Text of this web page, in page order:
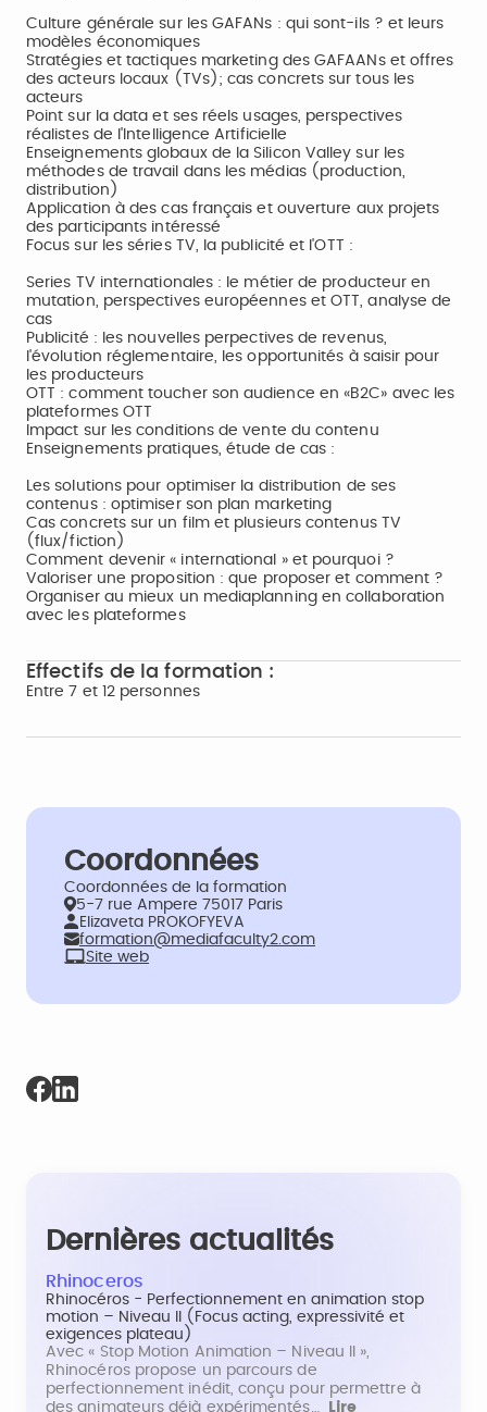
Culture générale sur les GAFANs : qui sont-ils ? et leurs
modèles économiques
Stratégies et tactiques marketing des GAFAANs et offres
des acteurs locaux (TVs); cas concrets sur tous les
acteurs
Point sur la data et ses réels usages, perspectives
réalistes de l'Intelligence Artificielle
Enseignements globaux de la Silicon Valley sur les
méthodes de travail dans les médias (production,
distribution)
Application à des cas français et ouverture aux projets
des participants intéressé
Focus sur les séries TV, la publicité et l'OTT :
Series TV internationales : le métier de producteur en
mutation, perspectives européennes et OTT, analyse de
cas
Publicité : les nouvelles perpectives de revenus,
l'évolution réglementaire, les opportunités à saisir pour
les producteurs
OTT : comment toucher son audience en «B2C» avec les
plateformes OTT
Impact sur les conditions de vente du contenu
Enseignements pratiques, étude de cas :
Les solutions pour optimiser la distribution de ses
contenus : optimiser son plan marketing
Cas concrets sur un film et plusieurs contenus TV
(flux/fiction)
Comment devenir « international » et pourquoi ?
Valoriser une proposition : que proposer et comment ?
Organiser au mieux un mediaplanning en collaboration
avec les plateformes
Effectifs de la formation :
Entre 7 et 12 personnes
Coordonnées
Coordonnées de la formation
5-7 rue Ampere 75017 Paris
Elizaveta PROKOFYEVA
formation@mediafaculty2.com
Site web
Dernières actualités
Rhinoceros
Rhinocéros - Perfectionnement en animation stop
motion – Niveau II (Focus acting, expressivité et
exigences plateau)
Avec « Stop Motion Animation – Niveau II »,
Rhinocéros propose un parcours de
perfectionnement inédit, conçu pour permettre à
des animateurs déjà expérimentés…
Lire